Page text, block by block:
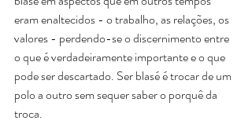
eram enaltecidos - o trabalho, as relações, os
valores - perdendo-se o discernimento entre
o que é verdadeiramente importante e o que
pode ser descartado. Ser blasé é trocar de um
polo a outro sem sequer saber o porquê da
troca.